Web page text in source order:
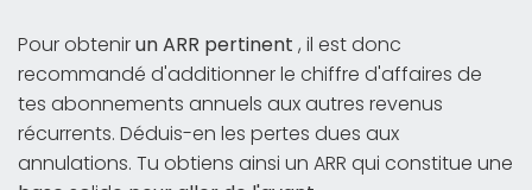
Pour obtenirun ARR pertinent , il est donc
recommandé d'additionner le chiffre d'affaires de
tes abonnements annuels aux autres revenus
récurrents. Déduis-en les pertes dues aux
annulations. Tu obtiens ainsi un ARR qui constitue une